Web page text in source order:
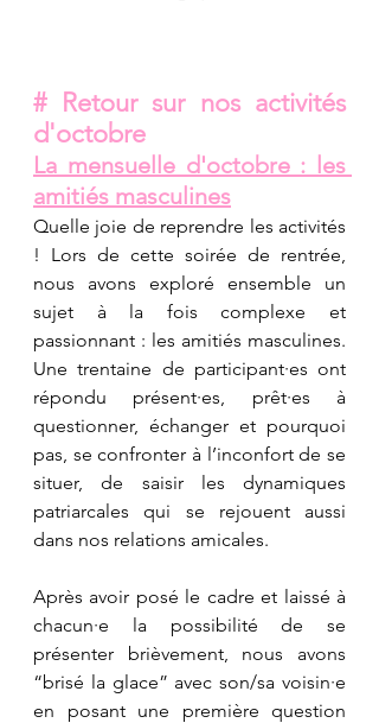
# Retour sur nos activités
d'octobre
La mensuelle d'octobre : les
amitiés masculines
Quelle joie de reprendre les activités
! Lors de cette soirée de rentrée,
nous avons exploré ensemble un
sujet à la fois complexe et
passionnant : les amitiés masculines.
Une trentaine de participant·es ont
répondu présent·es, prêt·es à
questionner, échanger et pourquoi
pas, se confronter à l’inconfort de se
situer, de saisir les dynamiques
patriarcales qui se rejouent aussi
dans nos relations amicales.
Après avoir posé le cadre et laissé à
chacun·e la possibilité de se
présenter brièvement, nous avons
“brisé la glace” avec son/sa voisin·e
en posant une première question